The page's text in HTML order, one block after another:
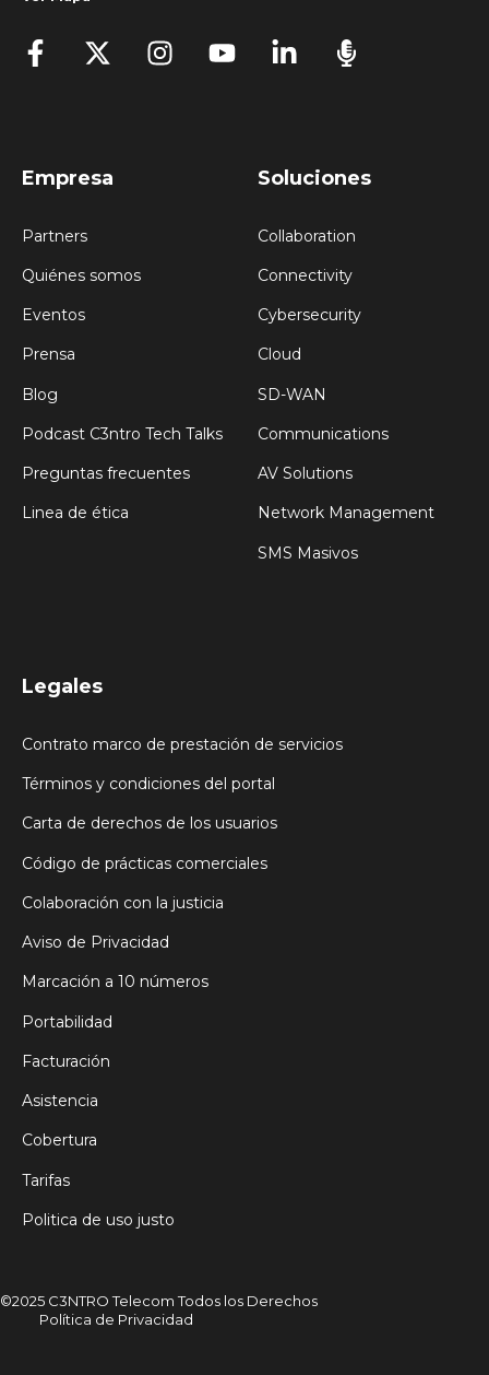
Empresa
Partners
Quiénes somos
Eventos
Prensa
Blog
Podcast C3ntro Tech Talks
Preguntas frecuentes
Linea de ética
Soluciones
Collaboration
Connectivity
Cybersecurity
Cloud
SD-WAN
Communications
AV Solutions
Network Management
SMS Masivos
Legales
Contrato marco de prestación de servicios
Términos y condiciones del portal
Carta de derechos de los usuarios
Código de prácticas comerciales
Colaboración con la justicia
Aviso de Privacidad
Marcación a 10 números
Portabilidad
Facturación
Asistencia
Cobertura
Tarifas
Politica de uso justo
©2025 C3NTRO Telecom Todos los Derechos
Política de Privacidad